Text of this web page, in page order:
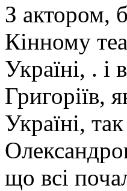
З актором,
Кінному
Україні, . і
Григоріїв,
Україні,
що всі